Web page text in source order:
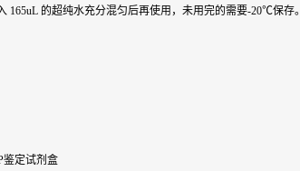
的超纯水充分混匀后再使用，未用完的需要-20℃保存。
鉴定试剂盒